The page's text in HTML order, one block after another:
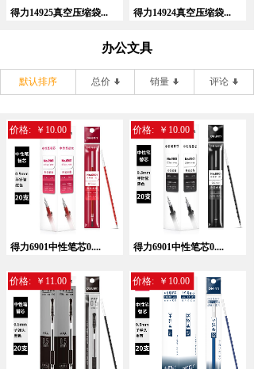
得力14925真空压缩袋... 得力14924真空压缩袋...
办公文具
默认排序 总价 销量 评论
得力6901中性笔芯0....
价格: ￥10.00
得力6901中性笔芯0....
价格: ￥10.00
价格: ￥11.00 价格: ￥10.00
暂无相关记录！